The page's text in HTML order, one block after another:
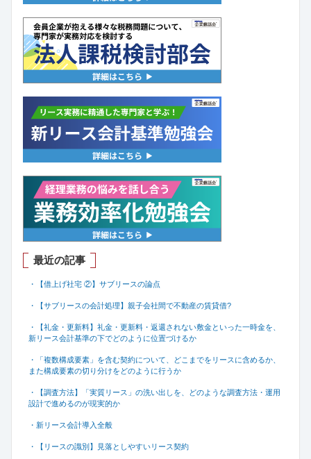
最近の記事
・【借上げ社宅 ②】サブリースの論点
・【サブリースの会計処理】親子会社間で不動産の賃貸借?
・【礼金・更新料】礼金・更新料・返還されない敷金といった一時金を、
新リース会計基準の下でどのように位置づけるか
・「複数構成要素」を含む契約について、どこまでをリースに含めるか、
また構成要素の切り分けをどのように行うか
・【調査方法】「実質リース」の洗い出しを、どのような調査方法・運用
設計で進めるのが現実的か
・新リース会計導入全般
・【リースの識別】見落としやすいリース契約